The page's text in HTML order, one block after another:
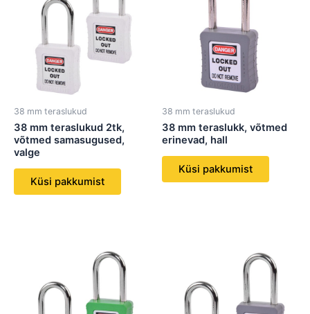
38 mm teraslukud
38 mm teraslukud 2tk,
võtmed samasugused,
valge
Küsi pakkumist
38 mm teraslukud
38 mm teraslukk, võtmed
erinevad, hall
Küsi pakkumist